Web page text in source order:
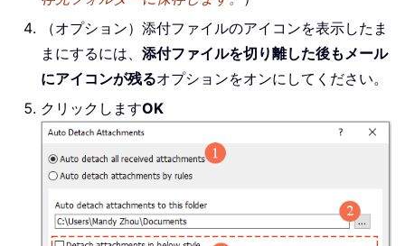
（オプション）添付ファイルのアイコンを表示したま
まにするには、 添付ファイルを切り離した後もメール
にアイコンが残るオプションをオンにしてください。
クリックしますOK